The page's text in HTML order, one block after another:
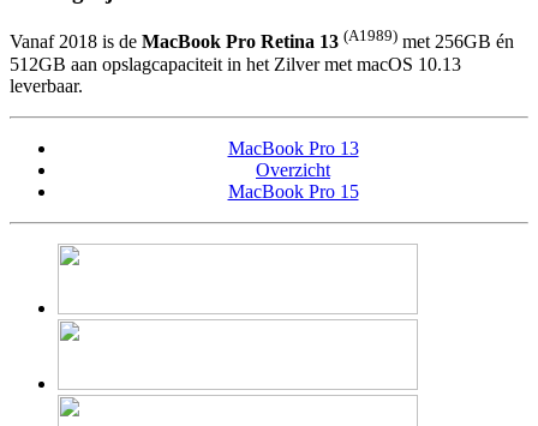
Vanaf 2018 is de MacBook Pro Retina 13 (A1989) met 256GB én
512GB aan opslagcapaciteit in het Zilver met macOS 10.13
leverbaar.
MacBook Pro 13
Overzicht
MacBook Pro 15